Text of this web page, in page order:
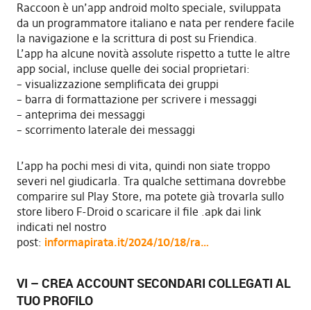
Raccoon è un’app android molto speciale, sviluppata
da un programmatore italiano e nata per rendere facile
la navigazione e la scrittura di post su Friendica.
L’app ha alcune novità assolute rispetto a tutte le altre
app social, incluse quelle dei social proprietari:
– visualizzazione semplificata dei gruppi
– barra di formattazione per scrivere i messaggi
– anteprima dei messaggi
– scorrimento laterale dei messaggi
L’app ha pochi mesi di vita, quindi non siate troppo
severi nel giudicarla. Tra qualche settimana dovrebbe
comparire sul Play Store, ma potete già trovarla sullo
store libero F-Droid o scaricare il file .apk dai link
indicati nel nostro
post: informapirata.it/2024/10/18/ra…
VI – CREA ACCOUNT SECONDARI COLLEGATI AL
TUO PROFILO